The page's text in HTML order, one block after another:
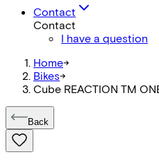
Contact
Contact
I have a question
Home->
Bikes->
Cube REACTION TM
Back